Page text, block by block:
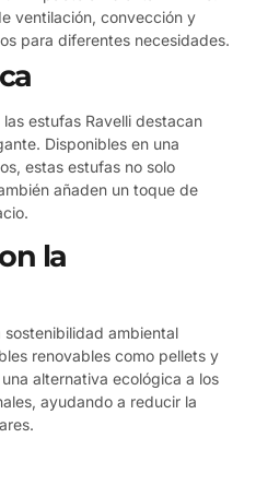
ventilación, convección y
para diferentes necesidades.
estufas Ravelli destacan
Disponibles en una
estas estufas no solo
añaden un toque de
la
sostenibilidad ambiental
renovables como pellets y
alternativa ecológica a los
ayudando a reducir la